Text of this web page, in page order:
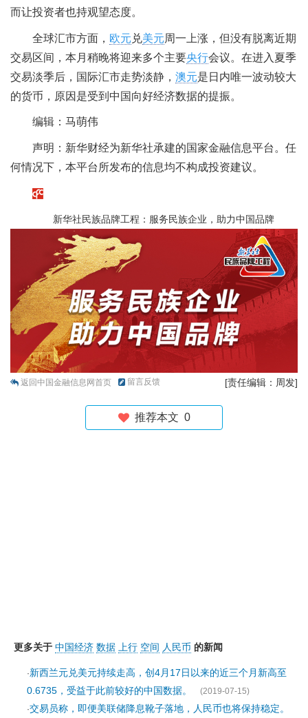
而让投资者也持观望态度。
全球汇市方面， 欧元 兑美元周一上涨，但没有脱离近期
交易区间，本月稍晚将迎来多个主要央行会议。在进入夏季
交易淡季后，国际汇市走势淡静， 澳元是日内唯一波动较大
的货币，原因是受到中国向好经济数据的提振。
编辑：马萌伟
声明：新华财经为新华社承建的国家金融信息平台。任
何情况下，本平台所发布的信息均不构成投资建议。
新华社民族品牌工程：服务民族企业，助力中国品牌
返回中国金融信息网首页 留言反馈 [责任编辑：周发]
推荐本文 0
更多关于 中国经济 数据 上行 空间 人民币 的新闻
·新西兰元兑美元持续走高，创4月17日以来的近三个月新高至
0.6735，受益于此前较好的中国数据。
(2019-07-15)
·交易员称，即便美联储降息靴子落地，人民币也将保持稳定。